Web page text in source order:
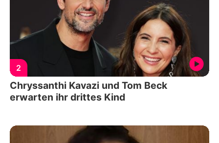
2
Chryssanthi Kavazi und Tom Beck
erwarten ihr drittes Kind